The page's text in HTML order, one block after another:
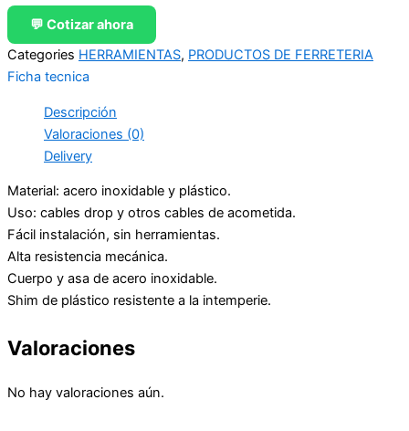
💬 Cotizar ahora
Categories HERRAMIENTAS, PRODUCTOS DE FERRETERIA
Ficha tecnica
Descripción
Valoraciones (0)
Delivery
Material: acero inoxidable y plástico.
Uso: cables drop y otros cables de acometida.
Fácil instalación, sin herramientas.
Alta resistencia mecánica.
Cuerpo y asa de acero inoxidable.
Shim de plástico resistente a la intemperie.
Valoraciones
No hay valoraciones aún.